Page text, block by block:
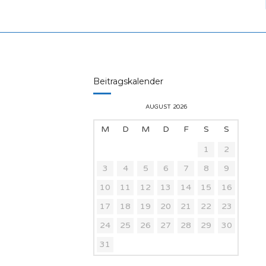
Beitragskalender
AUGUST 2026
M D M D F S
S
1
2
3
4 5 6 7 8
9
10
11 12 13 14 15
16
17
18 19 20 21 22
23
24
25 26 27 28 29
30
31